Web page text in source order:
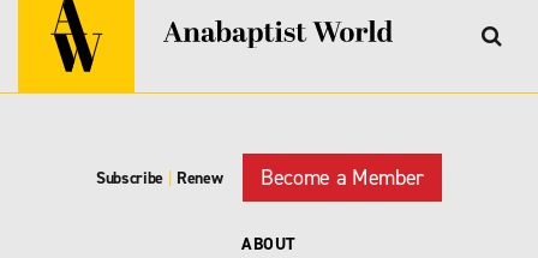
Subscribe | Renew Become a Member
ABOUT